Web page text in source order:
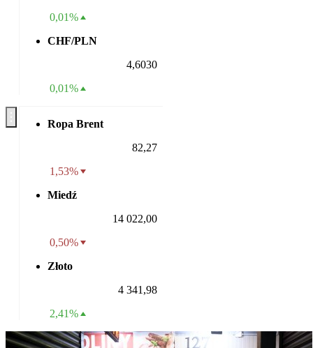
0,01%
CHF/PLN
4,6030
0,01%
Ropa Brent
82,27
1,53%
Miedź
14 022,00
0,50%
Złoto
4 341,98
2,41%